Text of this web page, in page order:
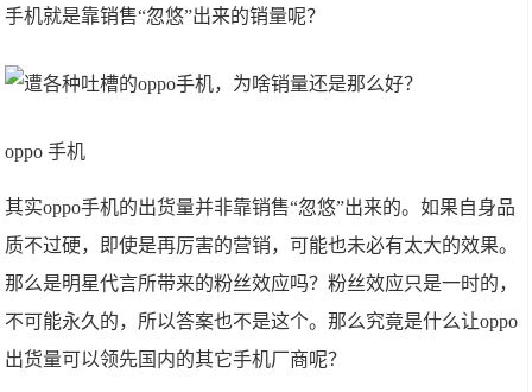
手机就是靠销售“忽悠”出来的销量呢？
oppo 手机
其实oppo手机的出货量并非靠销售“忽悠”出来的。如果自身品
质不过硬，即使是再厉害的营销，可能也未必有太大的效果。
那么是明星代言所带来的粉丝效应吗？粉丝效应只是一时的，
不可能永久的，所以答案也不是这个。那么究竟是什么让oppo
出货量可以领先国内的其它手机厂商呢？